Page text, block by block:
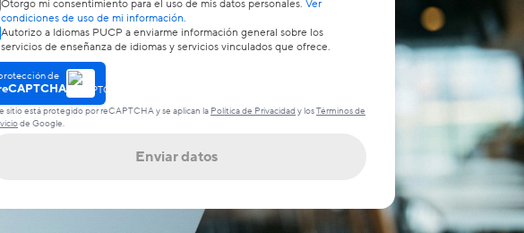
Otorgo mi consentimiento para el uso de mis datos personales. Ver
condiciones de uso de mi información.
Autorizo a Idiomas PUCP a enviarme información general sobre los
servicios de enseñanza de idiomas y servicios vinculados que ofrece.
de
sitio está protegido por reCAPTCHA y se aplican la Política de Privacidad y losTérminos de
de Google.
Enviar datos